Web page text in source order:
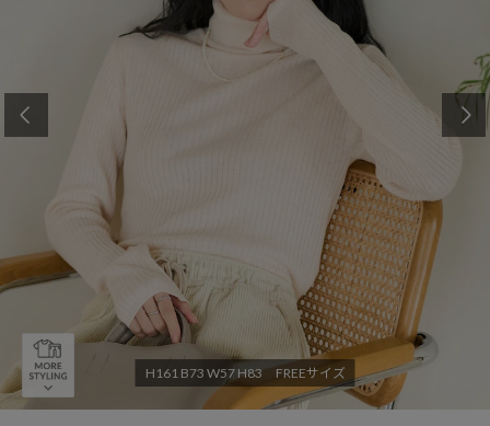
H161 B73 W57 H83 FREEサイズ